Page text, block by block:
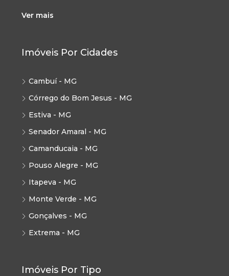
Ver mais
Imóveis Por Cidades
Cambuí - MG
Córrego do Bom Jesus - MG
Estiva - MG
Senador Amaral - MG
Camanducaia - MG
Pouso Alegre - MG
Itapeva - MG
Monte Verde - MG
Gonçalves - MG
Extrema - MG
Imóveis Por Tipo